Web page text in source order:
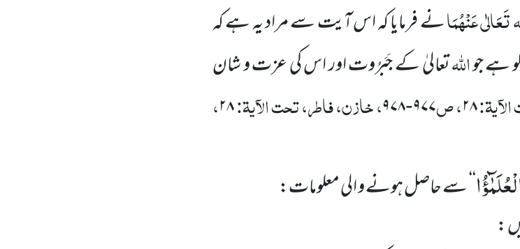
تَعَالٰی عَنْہُمَانے فرمایا کہاس آیت سے مراد یہ ہے کہ
ہے جواللہتعالیٰ کے جَبَرُوت اور اس کی عزت و شان
۲۸، ص۹۷۷-۹۷۸، خازن، فاطر، تحت الآیۃ:۲۸،
‘‘سے حاصل ہونے و الی معلومات:
: